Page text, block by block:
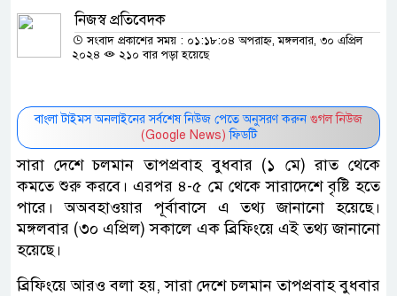
নিজস্ব প্রতিবেদক
সংবাদ প্রকাশের সময় : ০১:১৮:০৪ অপরাহ্ন, মঙ্গলবার, ৩০ এপ্রিল
২০২৪
২১০ বার পড়া হয়েছে
বাংলা টাইমস অনলাইনের সর্বশেষ নিউজ পেতে অনুসরণ করুন গুগল নিউজ
(Google News) ফিডটি
সারা দেশে চলমান তাপপ্রবাহ বুধবার (১ মে) রাত থেকে
কমতে শুরু করবে। এরপর ৪-৫ মে থেকে সারাদেশে বৃষ্টি হতে
পারে। অঅবহাওয়ার পূর্বাবাসে এ তথ্য জানানো হয়েছে।
মঙ্গলবার (৩০ এপ্রিল) সকালে এক ব্রিফিংয়ে এই তথ্য জানানো
হয়েছে।
ব্রিফিংয়ে আরও বলা হয়, সারা দেশে চলমান তাপপ্রবাহ বুধবার